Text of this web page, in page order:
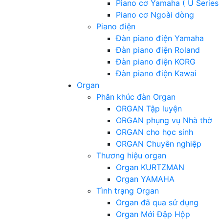
Piano cơ Yamaha ( U
Piano cơ Ngoài dòng
Piano điện
Đàn piano điện Yamaha
Đàn piano điện Roland
Đàn piano điện KORG
Đàn piano điện Kawai
Organ
Phân khúc đàn Organ
ORGAN Tập luyện
ORGAN phụng vụ Nhà thờ
ORGAN cho học sinh
ORGAN Chuyên nghiệp
Thương hiệu organ
Organ KURTZMAN
Organ YAMAHA
Tình trạng Organ
Organ đã qua sử dụng
Organ Mới Đập Hộp